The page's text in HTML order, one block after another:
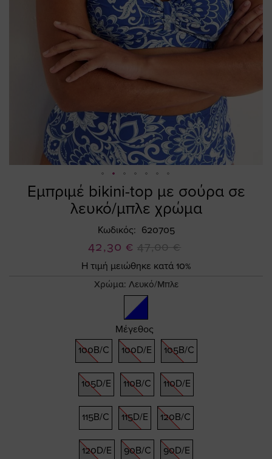
Εμπριμέ bikini-top με σούρα σε
λευκό/μπλε χρώμα
Κωδικός 620705
Ειδική
Τιμή
42,30 € 47,00 €
Η τιμή μειώθηκε κατά 10%
Χρώμα: Λευκό/Μπλε
Μέγεθος
100B/C
100D/E 105B/C
105D/E 110B/C 110D/E
115B/C 115D/E 120B/C
120D/E 90B/C 90D/E